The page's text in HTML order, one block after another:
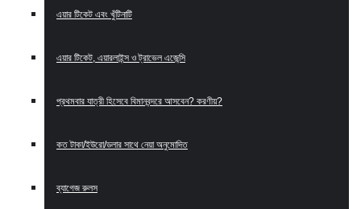
এয়ার টিকেট এবং খুঁটিনাটি
এয়ার টিকেট, এয়ারলাইন্স ও ট্রাভেল এজেন্সি
প্রথমবার যাত্রী হিসেবে বিমানবন্দরে আসবেন? করণীয়?
কত টাকা/ইউরো/ডলার সাথে নেয়া অনুমোদিত
ব্যাগেজ রুলস